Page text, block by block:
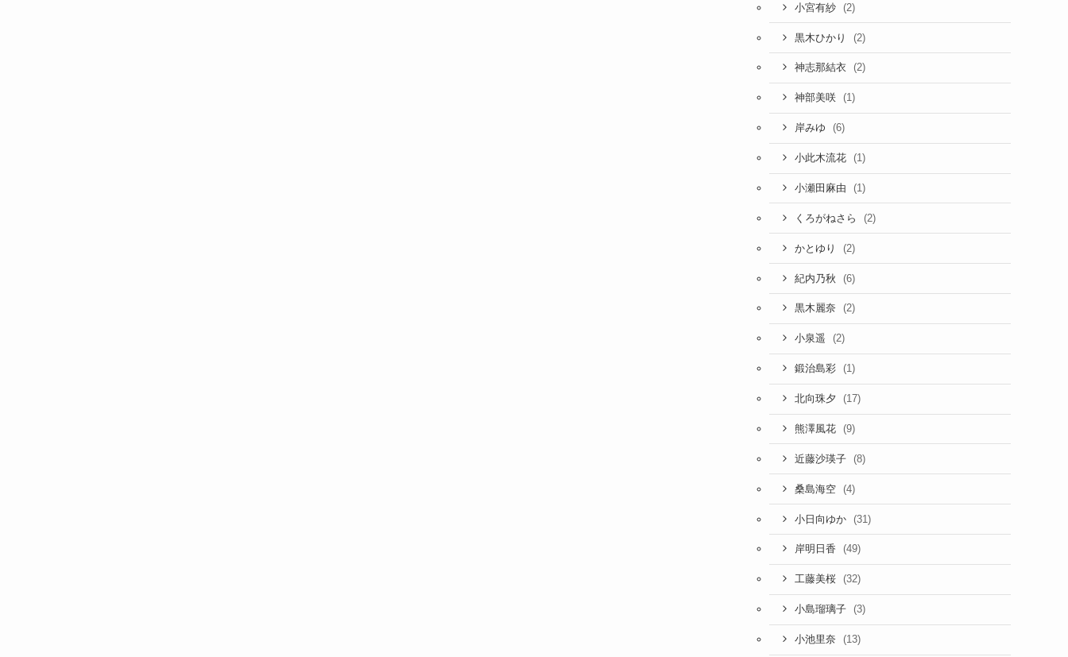
小宮有紗 (2)
黒木ひかり (2)
神志那結衣 (2)
神部美咲 (1)
岸みゆ (6)
小此木流花 (1)
小瀬田麻由 (1)
くろがねさら (2)
かとゆり (2)
紀内乃秋 (6)
黒木麗奈 (2)
小泉遥 (2)
鍛治島彩 (1)
北向珠夕 (17)
熊澤風花 (9)
近藤沙瑛子 (8)
桑島海空 (4)
小日向ゆか (31)
岸明日香 (49)
工藤美桜 (32)
小島瑠璃子 (3)
小池里奈 (13)